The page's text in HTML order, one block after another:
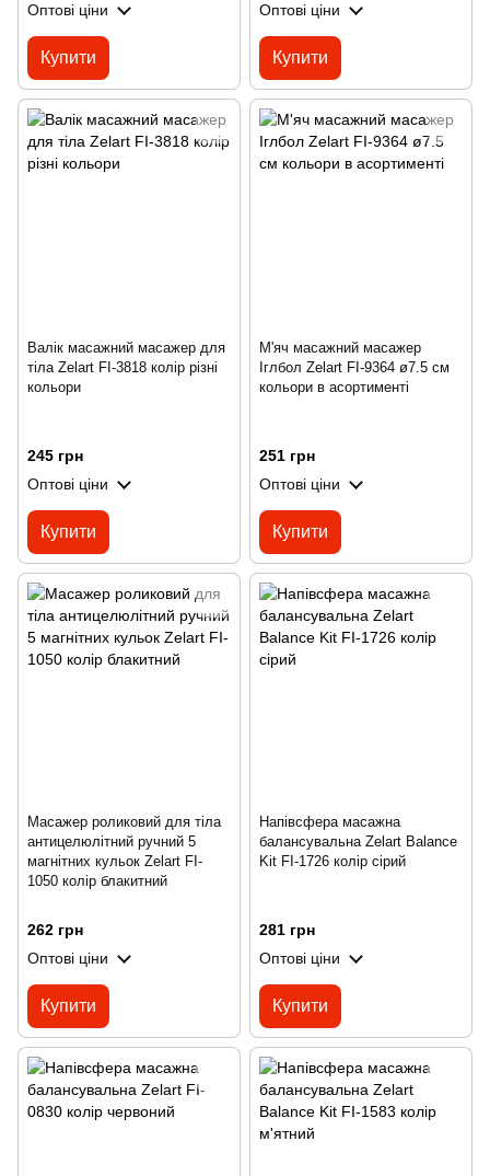
Оптові ціни
Купити
Оптові ціни
Купити
Валік масажний масажер для
тіла Zelart FI-3818 колір різні
кольори
245 грн
Оптові ціни
Купити
М'яч масажний масажер
Іглбол Zelart FI-9364 ø7.5 см
кольори в асортименті
251 грн
Оптові ціни
Купити
Масажер роликовий для тіла
антицелюлітний ручний 5
магнітних кульок Zelart FI-
1050 колір блакитний
262 грн
Оптові ціни
Купити
Напівсфера масажна
балансувальна Zelart Balance
Kit FI-1726 колір сірий
281 грн
Оптові ціни
Купити